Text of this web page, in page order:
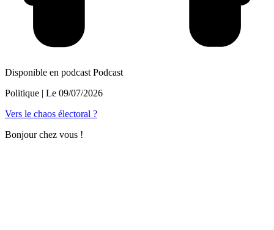
Disponible en podcast Podcast
Politique | Le 09/07/2026
Vers le chaos électoral ?
Bonjour chez vous !